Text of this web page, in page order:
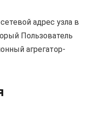
адрес узла в
Пользователь
агрегатор-